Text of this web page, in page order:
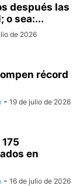
después las
o sea:...
de 2026
récord
- 19 de julio de 2026
en
- 16 de julio de 2026